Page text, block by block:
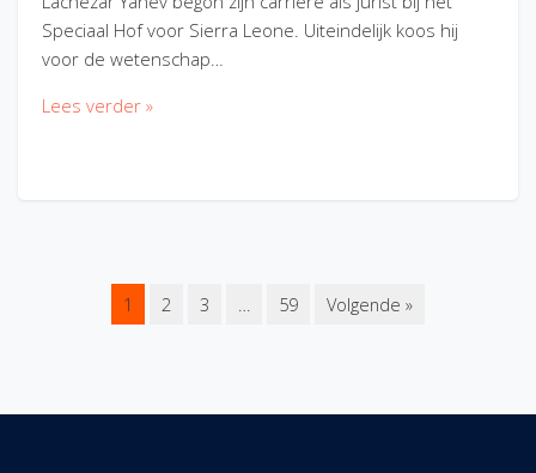
Speciaal Hof voor Sierra Leone. Uiteindelijk koos hij
voor de wetenschap…
Lees verder »
1 2 3 … 59 Volgende »